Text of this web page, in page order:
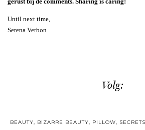
Until next time,
Serena Verbon
Volg:
BEAUTY, BIZARRE BEAUTY, PILLOW, SECRETS